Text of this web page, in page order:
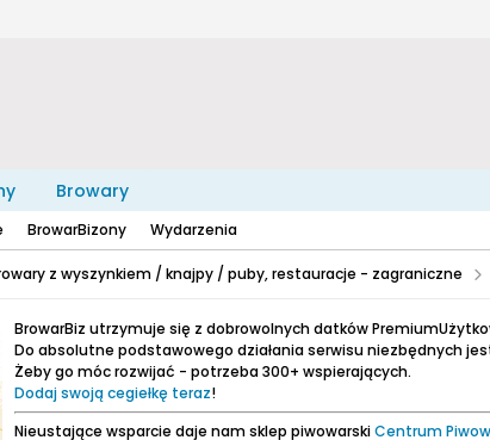
Browary
BrowarBizony Wydarzenia
z wyszynkiem / knajpy / puby, restauracje - zagraniczne
BrowarBiz utrzymuje się z dobrowolnych datków
Do absolutne podstawowego działania serwisu niezbędnych
Żeby go móc rozwijać - potrzeba 300+ wspierających.
Dodaj swoją cegiełkę teraz!
Nieustające wsparcie daje nam sklep piwowarskiCentrum